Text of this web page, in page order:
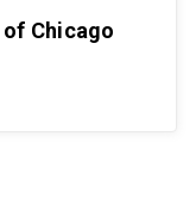
Chicago